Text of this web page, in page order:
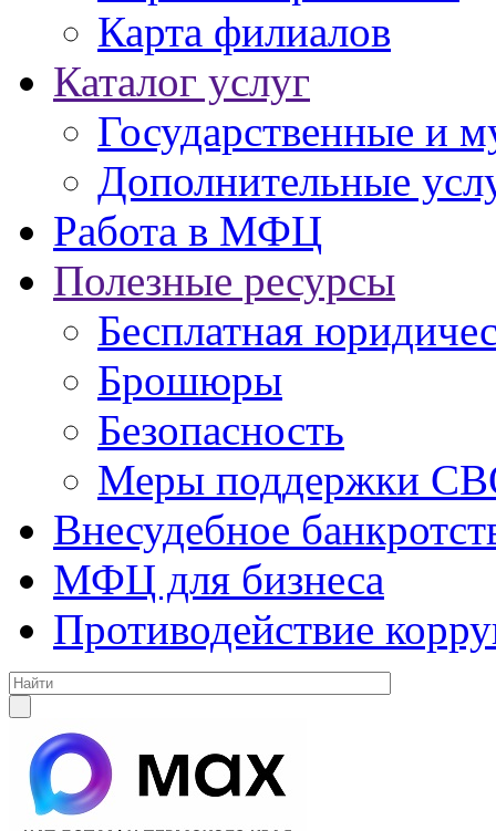
Карта филиалов
Каталог услуг
Государственные и
Дополнительные
Работа в МФЦ
Полезные ресурсы
Бесплатная
Брошюры
Безопасность
Меры поддержки
Внесудебное
МФЦ для бизнеса
Противодействие